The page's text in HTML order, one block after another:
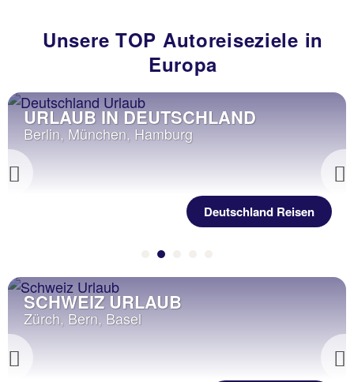
Unsere TOP Autoreiseziele in
Europa
Previous
ÖSTERREICH URLAUB
z.B. Wien, Salzburg, Tirol
Österreich Reisen
Previous
BELGIEN URLAUB
Brüssel, Antwerpen, Gent